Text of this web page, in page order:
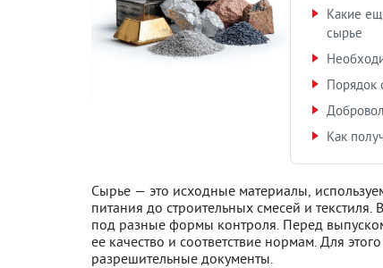
Какие
сырье
Порядок
Как
Сырье — это исходные материалы,
питания до строительных смесей и
под разные формы контроля. Перед
ее качество и соответствие нормам. Для
разрешительные документы.